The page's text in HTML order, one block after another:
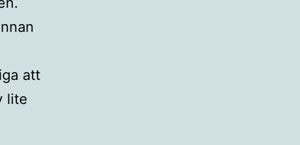
att
lite